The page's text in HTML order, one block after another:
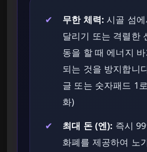
✔ 무한 체력: 시골 섬
달리기 또는 격렬한
동을 할 때 에너지
되는 것을 방지합니
글 또는 숫자패드 1
화)
✔
최대 돈 (엔): 즉시
화폐를 제공하여 노